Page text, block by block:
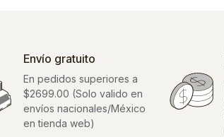
Envío gratuito
En pedidos superiores a
$2699.00 (Solo valido en
envíos nacionales/México
en tienda web)